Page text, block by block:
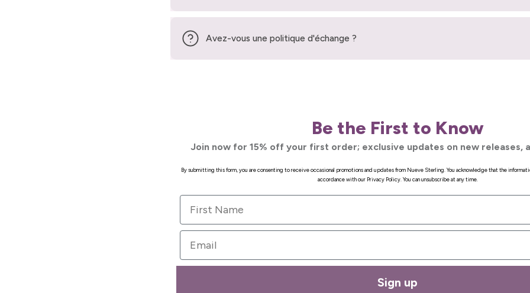
Avez-vous une politique d'échange ?
Be the First to Know
Join now for 15% off your first order; exclusive updates on new releases,
By submitting this form, you are consenting to receive occasional promotions and updates from Nueve Sterling. You acknowledge that the
accordance with our Privacy Policy. You can unsubscribe at any time.
First Name
Email
Sign up